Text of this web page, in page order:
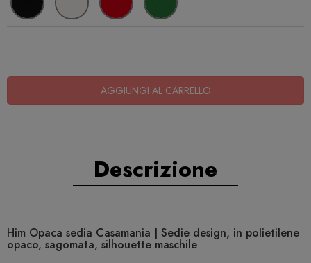
AGGIUNGI AL CARRELLO
Descrizione
Him Opaca sedia Casamania | Sedie design, in polietilene
opaco, sagomata, silhouette maschile